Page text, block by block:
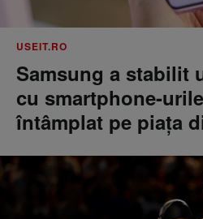
USEIT.RO
Samsung a stabilit
cu smartphone-
întâmplat pe piața